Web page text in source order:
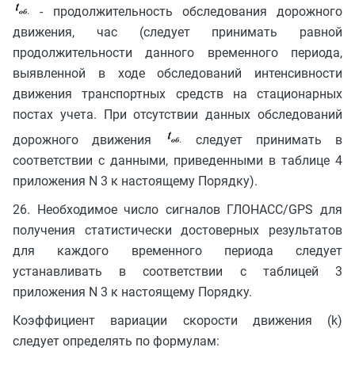
- продолжительность обследования дорожного
движения, час (следует принимать равной
продолжительности данного временного периода,
выявленной в ходе обследований интенсивности
движения транспортных средств на стационарных
постах учета. При отсутствии данных обследований
дорожного движения
следует принимать в
соответствии с данными, приведенными в таблице 4
приложения N 3 к настоящему Порядку).
26. Необходимое число сигналов ГЛОНАСС/GPS для
получения статистически достоверных результатов
для каждого временного периода следует
устанавливать в соответствии с таблицей 3
приложения N 3 к настоящему Порядку.
Коэффициент вариации скорости движения (k)
следует определять по формулам: